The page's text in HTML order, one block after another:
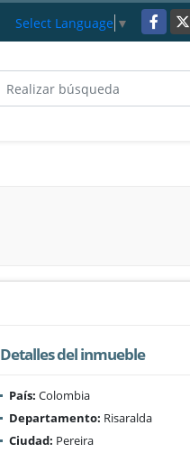
Select Language ▼ Facebook
X
Detalles del inmueble
País: Colombia
Departamento: Risaralda
Ciudad: Pereira